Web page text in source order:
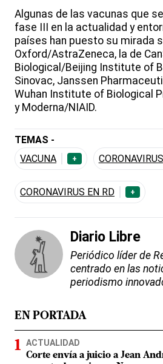
Algunas de las vacunas que
fase III en la actualidad y
países han puesto su mirada
Oxford/AstraZeneca, la de
Biological/Beijing Institute of
Sinovac, Janssen
Wuhan Institute of Biological
y Moderna/NIAID.
TEMAS -
VACUNA
+ CORONAVIRUS
CORONAVIRUS EN RD +
Diario Libre
Periódico líder de
centrado en las
periodismo
EN PORTADA
ACTUALIDAD
Corte envía a juicio a Jean